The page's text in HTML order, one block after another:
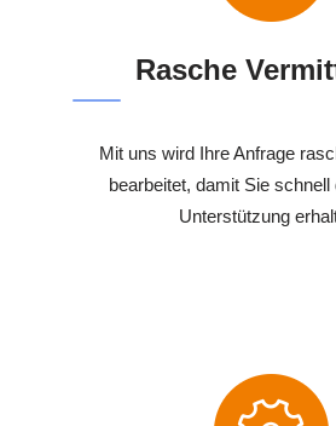
Rasche
Mit uns wird Ihre Anfrage
bearbeitet, damit Sie schnell
Unterstützung